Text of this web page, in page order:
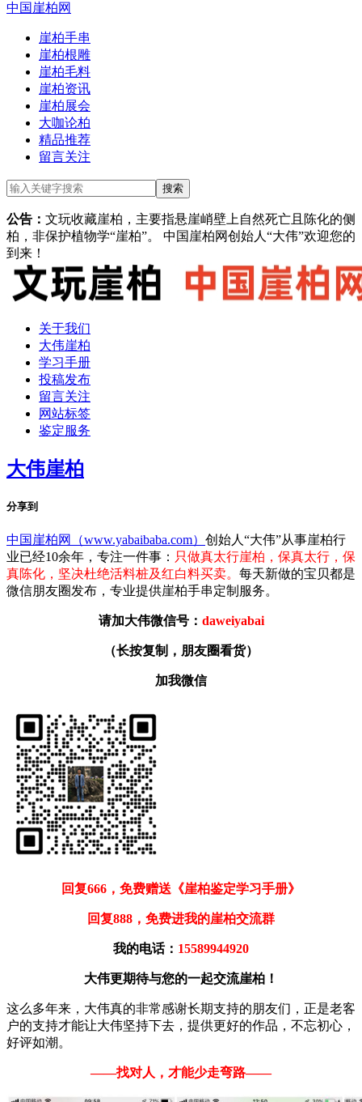
中国崖柏网
崖柏手串
崖柏根雕
崖柏毛料
崖柏资讯
崖柏展会
大咖论柏
精品推荐
留言关注
公告： 文玩收藏崖柏，主要指悬崖峭壁上自然死亡且陈化的侧
柏，非保护植物学“崖柏”。 中国崖柏网创始人“大伟”欢迎您的
到来！
关于我们
大伟崖柏
学习手册
投稿发布
留言关注
网站标签
鉴定服务
大伟崖柏
分享到
中国崖柏网（www.yabaibaba.com） 创始人“大伟”从事崖柏行
业已经10余年，专注一件事： 只做真太行崖柏，保真太行，保
真陈化，坚决杜绝活料桩及红白料买卖。 每天新做的宝贝都是
微信朋友圈发布，专业提供崖柏手串定制服务。
请加大伟微信号： daweiyabai
（长按复制，朋友圈看货）
加我微信
回复666，免费赠送《崖柏鉴定学习手册》
回复888，免费进我的崖柏交流群
我的电话： 15589944920
大伟更期待与您的一起交流崖柏！
这么多年来，大伟真的非常感谢长期支持的朋友们，正是老客
户的支持才能让大伟坚持下去，提供更好的作品，不忘初心，
好评如潮。
——找对人，才能少走弯路——